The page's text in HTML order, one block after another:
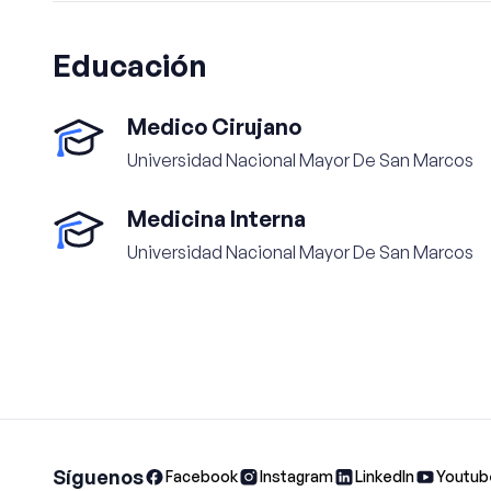
Educación
Medico Cirujano
Universidad Nacional Mayor De San Marcos
Medicina Interna
Universidad Nacional Mayor De San Marcos
Síguenos Facebook Instagram LinkedIn